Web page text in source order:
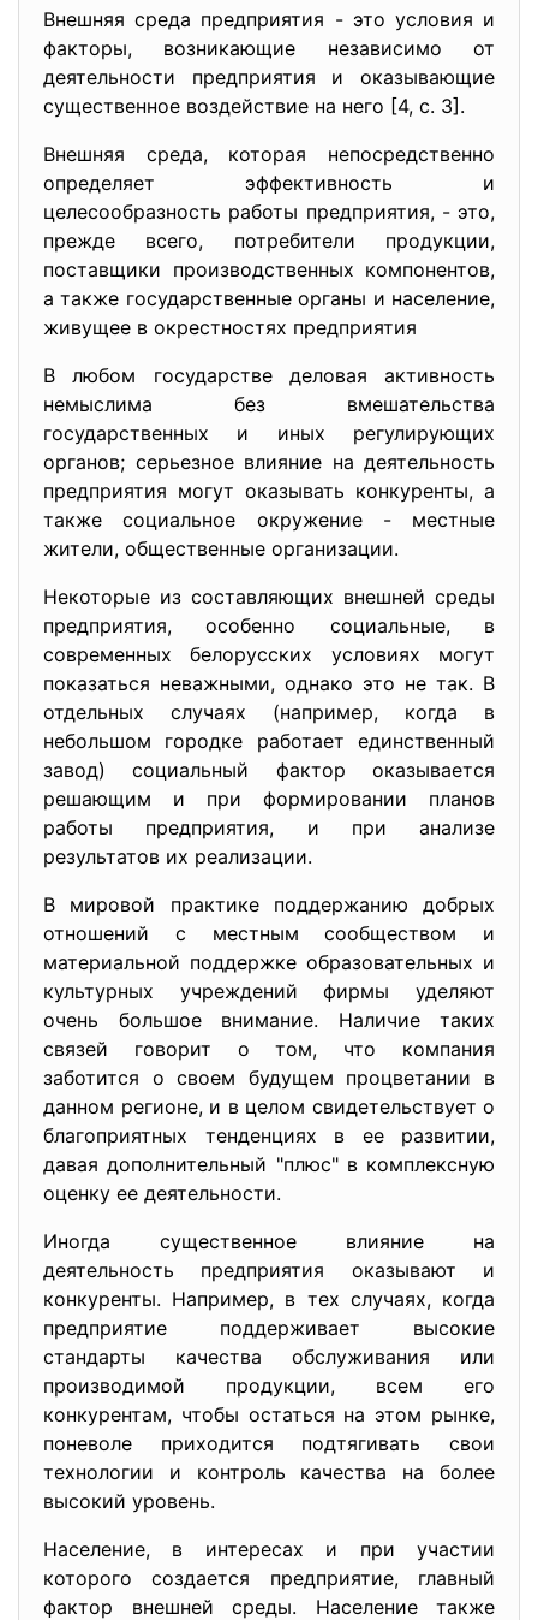
Внешняя среда предприятия - это условия и
факторы, возникающие независимо от
деятельности предприятия и оказывающие
существенное воздействие на него [4, с. 3].
Внешняя среда, которая непосредственно
определяет эффективность и
целесообразность работы предприятия, - это,
прежде всего, потребители продукции,
поставщики производственных компонентов,
а также государственные органы и население,
живущее в окрестностях предприятия
В любом государстве деловая активность
немыслима без вмешательства
государственных и иных регулирующих
органов; серьезное влияние на деятельность
предприятия могут оказывать конкуренты, а
также социальное окружение - местные
жители, общественные организации.
Некоторые из составляющих внешней среды
предприятия, особенно социальные, в
современных белорусских условиях могут
показаться неважными, однако это не так. В
отдельных случаях (например, когда в
небольшом городке работает единственный
завод) социальный фактор оказывается
решающим и при формировании планов
работы предприятия, и при анализе
результатов их реализации.
В мировой практике поддержанию добрых
отношений с местным сообществом и
материальной поддержке образовательных и
культурных учреждений фирмы уделяют
очень большое внимание. Наличие таких
связей говорит о том, что компания
заботится о своем будущем процветании в
данном регионе, и в целом свидетельствует о
благоприятных тенденциях в ее развитии,
давая дополнительный "плюс" в комплексную
оценку ее деятельности.
Иногда существенное влияние на
деятельность предприятия оказывают и
конкуренты. Например, в тех случаях, когда
предприятие поддерживает высокие
стандарты качества обслуживания или
производимой продукции, всем его
конкурентам, чтобы остаться на этом рынке,
поневоле приходится подтягивать свои
технологии и контроль качества на более
высокий уровень.
Население, в интересах и при участии
которого создается предприятие, главный
фактор внешней среды. Население также